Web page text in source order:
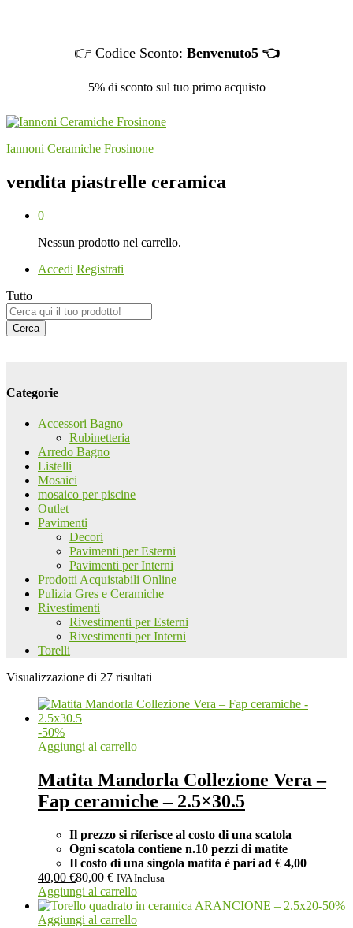
👉 Codice Sconto: Benvenuto5 👈
5% di sconto sul tuo primo acquisto
Iannoni Ceramiche Frosinone
vendita piastrelle ceramica
0
Nessun prodotto nel carrello.
Accedi Registrati
Tutto
Cerca
Categorie
Accessori Bagno
Rubinetteria
Arredo Bagno
Listelli
Mosaici
mosaico per piscine
Outlet
Pavimenti
Decori
Pavimenti per Esterni
Pavimenti per Interni
Prodotti Acquistabili Online
Pulizia Gres e Ceramiche
Rivestimenti
Rivestimenti per Esterni
Rivestimenti per Interni
Torelli
Visualizzazione di 27 risultati
-50%
Aggiungi al carrello
Matita Mandorla Collezione Vera –
Fap ceramiche – 2.5×30.5
Il prezzo si riferisce al costo di una scatola
Ogni scatola contiene n.10 pezzi di matite
Il costo di una singola matita è pari ad € 4,00
40,00 €80,00€ IVA Inclusa
Aggiungi al carrello
-50%
Aggiungi al carrello